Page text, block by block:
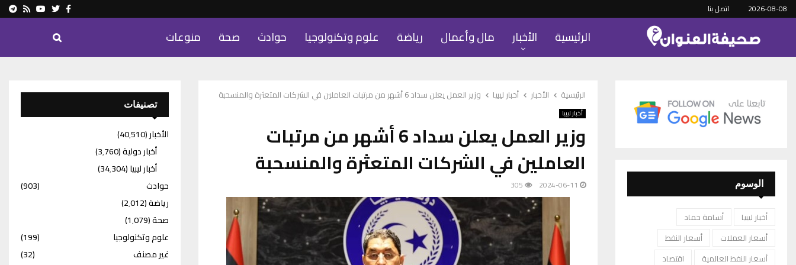
2026-08-08 اتصل بنا Facebook
Twitter
Youtube
Rss
الرئيسية الأخبار مال وأعمال رياضة علوم وتكنولوجيا حوادث صحة منوعات
الرئيسية الأخبار أخبار ليبيا وزير العمل يعلن سداد 6 أشهر من مرتبات العاملين في الشركات المتعثرة والمنسحبة
أخبار ليبيا
وزير العمل يعلن سداد 6 أشهر من مرتبات
العاملين في الشركات المتعثرة والمنسحبة
2024-06-11
305 الوسوم
أخبار ليبيا
أسامة حماد
أسعار العملات
أسعار النفط
أسعار النفط العالمية
اقتصاد
تصنيفات
الأخبار(40٬510)
أخبار دولية(3٬760)
أخبار ليبيا(34٬304)
حوادث
(903)
رياضة(2٬012)
صحة(1٬079)
علوم وتكنولوجيا
(199)
غير مصنف
(32)